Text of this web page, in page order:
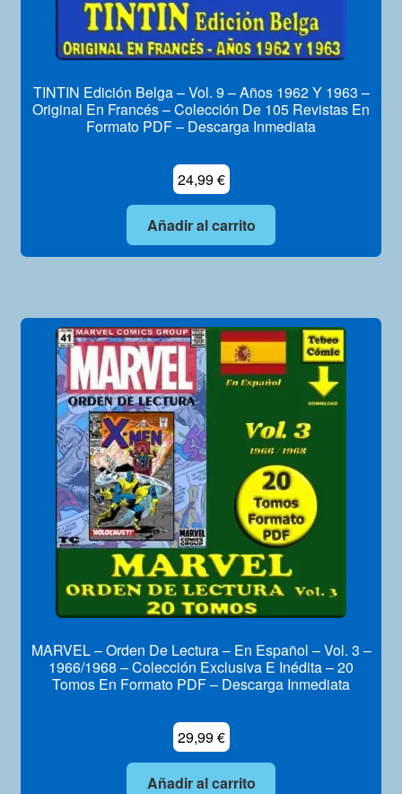
TINTIN Edición Belga – Vol. 9 – Años 1962 Y 1963 –
Original En Francés – Colección De 105 Revistas En
Formato PDF – Descarga Inmediata
24,99€
Añadir al carrito
MARVEL – Orden De Lectura – En Español – Vol. 3 –
1966/1968 – Colección Exclusiva E Inédita – 20
Tomos En Formato PDF – Descarga Inmediata
29,99€
Añadir al carrito